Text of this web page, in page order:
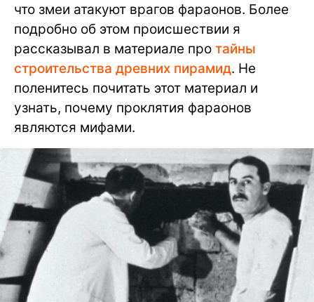
что змеи атакуют врагов фараонов. Более
подробно об этом происшествии я
рассказывал в материале про тайны
строительства древних пирамид. Не
поленитесь почитать этот материал и
узнать, почему проклятия фараонов
являются мифами.